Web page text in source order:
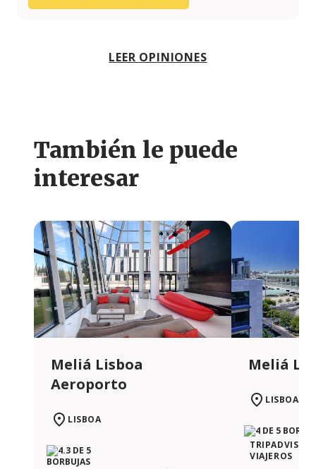
LEER OPINIONES
También le puede
interesar
Meliá Lisboa
Aeroporto
LISBOA
Meliá
LISBOA
VIAJEROS